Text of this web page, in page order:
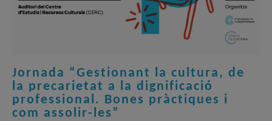
Jornada “Gestionant la cultura, de
la precarietat a la dignificació
professional. Bones pràctiques i
com assolir-les”